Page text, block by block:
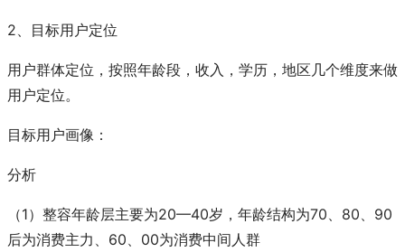
2、目标用户定位
用户群体定位，按照年龄段，收入，学历，地区几个维度来做
用户定位。
目标用户画像：
分析
（1）整容年龄层主要为20—40岁，年龄结构为70、80、90
后为消费主力、60、00为消费中间人群